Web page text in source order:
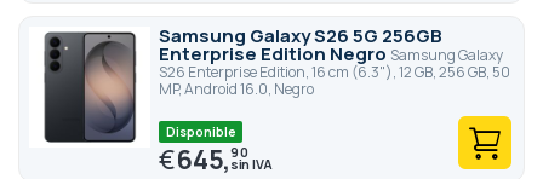
Samsung Galaxy S26 5G 256GB
Enterprise Edition Negro Samsung Galaxy
S26 Enterprise Edition, 16 cm (6.3"), 12 GB, 256 GB, 50
MP, Android 16.0, Negro
Disponible
€645,90